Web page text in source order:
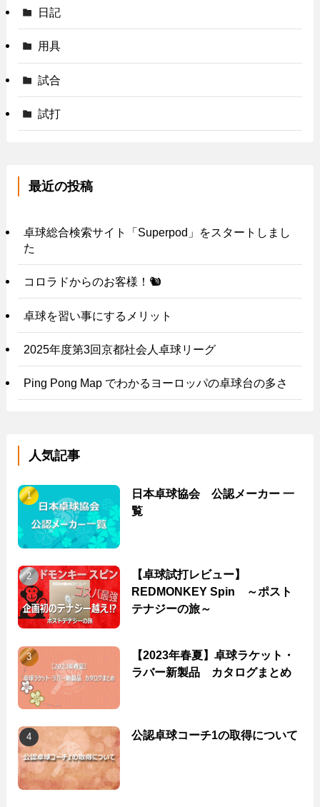
日記
用具
試合
試打
最近の投稿
卓球総合検索サイト「Superpod」をスタートしまし
た
コロラドからのお客様！🐿️
卓球を習い事にするメリット
2025年度第3回京都社会人卓球リーグ
Ping Pong Map でわかるヨーロッパの卓球台の多さ
人気記事
日本卓球協会 公認メーカー 一
覧
【卓球試打レビュー】
REDMONKEY Spin ～ポスト
テナジーの旅～
【2023年春夏】卓球ラケット・
ラバー新製品 カタログまとめ
公認卓球コーチ1の取得について